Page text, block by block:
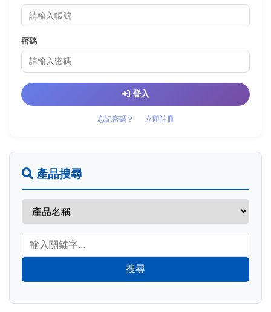
密碼
登入
忘記密碼？ 立即註冊
產品搜尋
搜尋